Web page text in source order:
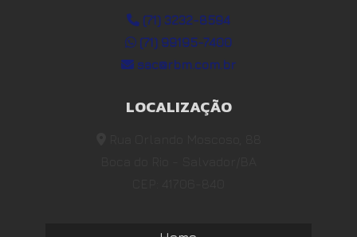
(71) 3232-8594
(71) 99195-7400
sac@rbm.com.br
LOCALIZAÇÃO